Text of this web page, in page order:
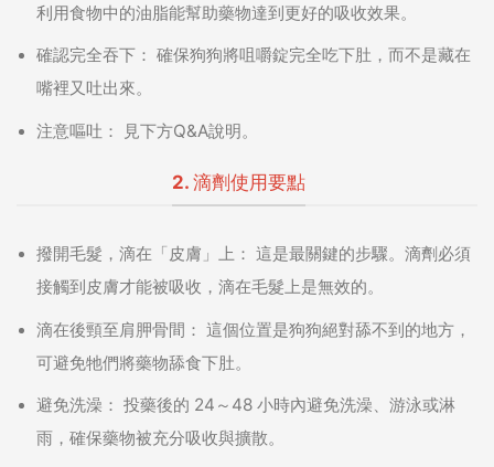
利用食物中的油脂能幫助藥物達到更好的吸收效果。
確認完全吞下： 確保狗狗將咀嚼錠完全吃下肚，而不是藏在
嘴裡又吐出來。
注意嘔吐： 見下方Q&A說明。
2. 滴劑使用要點
撥開毛髮，滴在「皮膚」上： 這是最關鍵的步驟。滴劑必須
接觸到皮膚才能被吸收，滴在毛髮上是無效的。
滴在後頸至肩胛骨間： 這個位置是狗狗絕對舔不到的地方，
可避免牠們將藥物舔食下肚。
避免洗澡： 投藥後的 24～48 小時內避免洗澡、游泳或淋
雨，確保藥物被充分吸收與擴散。